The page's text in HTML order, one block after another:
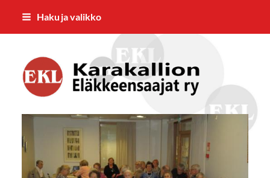
Siirry
Haku ja valikko
Karakallion